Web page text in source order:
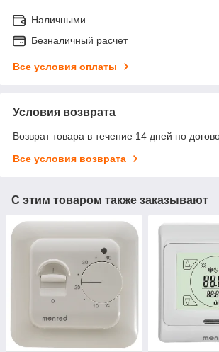
Наличными
Безналичный расчет
Все условия оплаты
Условия возврата
Возврат товара в течение 14 дней по
Все условия возврата
С этим товаром также заказывают